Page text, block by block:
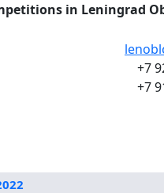
in Leningrad
+7
+7